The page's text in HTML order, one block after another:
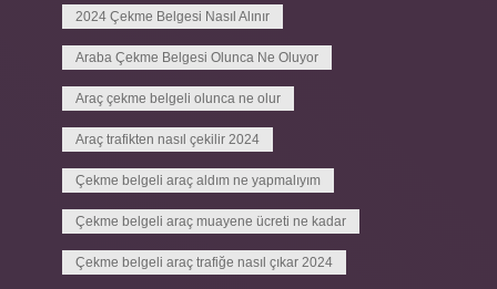
2024 Çekme Belgesi Nasıl Alınır
Araba Çekme Belgesi Olunca Ne Oluyor
Araç çekme belgeli olunca ne olur
Araç trafikten nasıl çekilir 2024
Çekme belgeli araç aldım ne yapmalıyım
Çekme belgeli araç muayene ücreti ne kadar
Çekme belgeli araç trafiğe nasıl çıkar 2024